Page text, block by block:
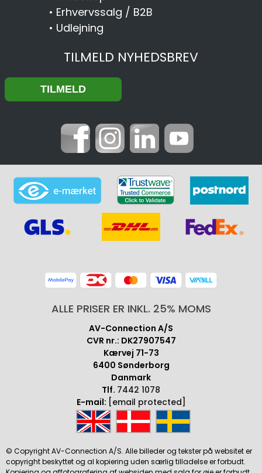
• Erhvervssalg / B2B
• Udlejning
TILMELD NYHEDSBREV
ALLE PRISER ER INKL. 25% MOMS
AV-Connection A/S
CVR nr.: DK27907547
Kærvej 71-73
6400 Sønderborg
Danmark
Tlf. 7442 1078
E-mail: [email protected]
© Copyright AV-Connection A/S. Alle billeder og tekster på websitet er
copyright beskyttet og al kopiering uden særlig tilladelse er forbudt.